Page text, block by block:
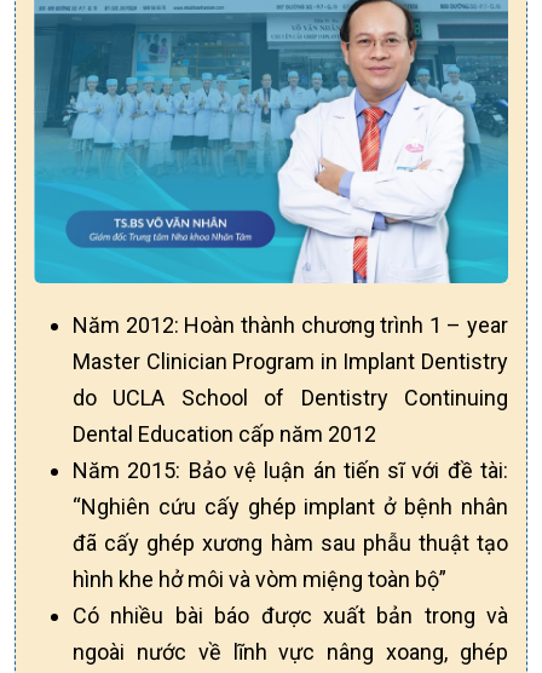
Năm 2012: Hoàn thành chương trình 1 – year
Master Clinician Program in Implant Dentistry
do UCLA School of Dentistry Continuing
Dental Education cấp năm 2012
Năm 2015: Bảo vệ luận án tiến sĩ với đề tài:
“Nghiên cứu cấy ghép implant ở bệnh nhân
đã cấy ghép xương hàm sau phẫu thuật tạo
hình khe hở môi và vòm miệng toàn bộ”
Có nhiều bài báo được xuất bản trong và
ngoài nước về lĩnh vực nâng xoang, ghép